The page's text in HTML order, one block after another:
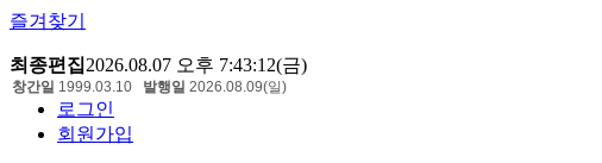
즐겨찾기
최종편집2026.08.07 오후 7:43:12(금)
로그인
회원가입
창간일 1999.03.10 발행일 2026.08.09(일)